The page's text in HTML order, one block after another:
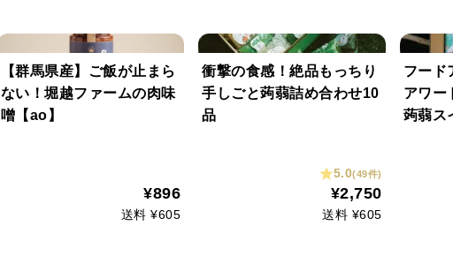
【群馬県産】ご飯が止まら
ない！堀越ファームの肉味
噌【ao】
¥896
送料 ¥605
衝撃の食感！絶品もっちり
手しごと蒟蒻詰め合わせ10
品
5.0(49件)
¥2,750
送料 ¥605
フード
アワー
蒟蒻ス